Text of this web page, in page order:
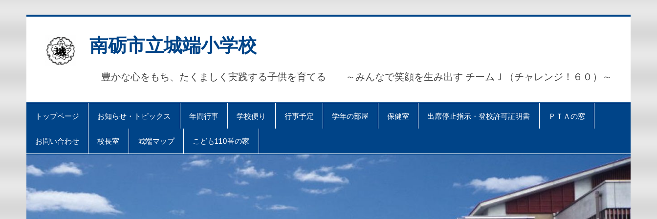
南砺市立城端小学校
豊かな心をもち、たくましく実践する子供を育てる ～みんなで笑顔を生み出す チームＪ（チャレンジ！６０）～
トップページ お知らせ・トピックス 年間行事 学校便り 行事予定 学年の部屋 保健室 出席停止指示・登校許可証明書 ＰＴＡの窓
お問い合わせ 校長室 城端マップ こども110番の家